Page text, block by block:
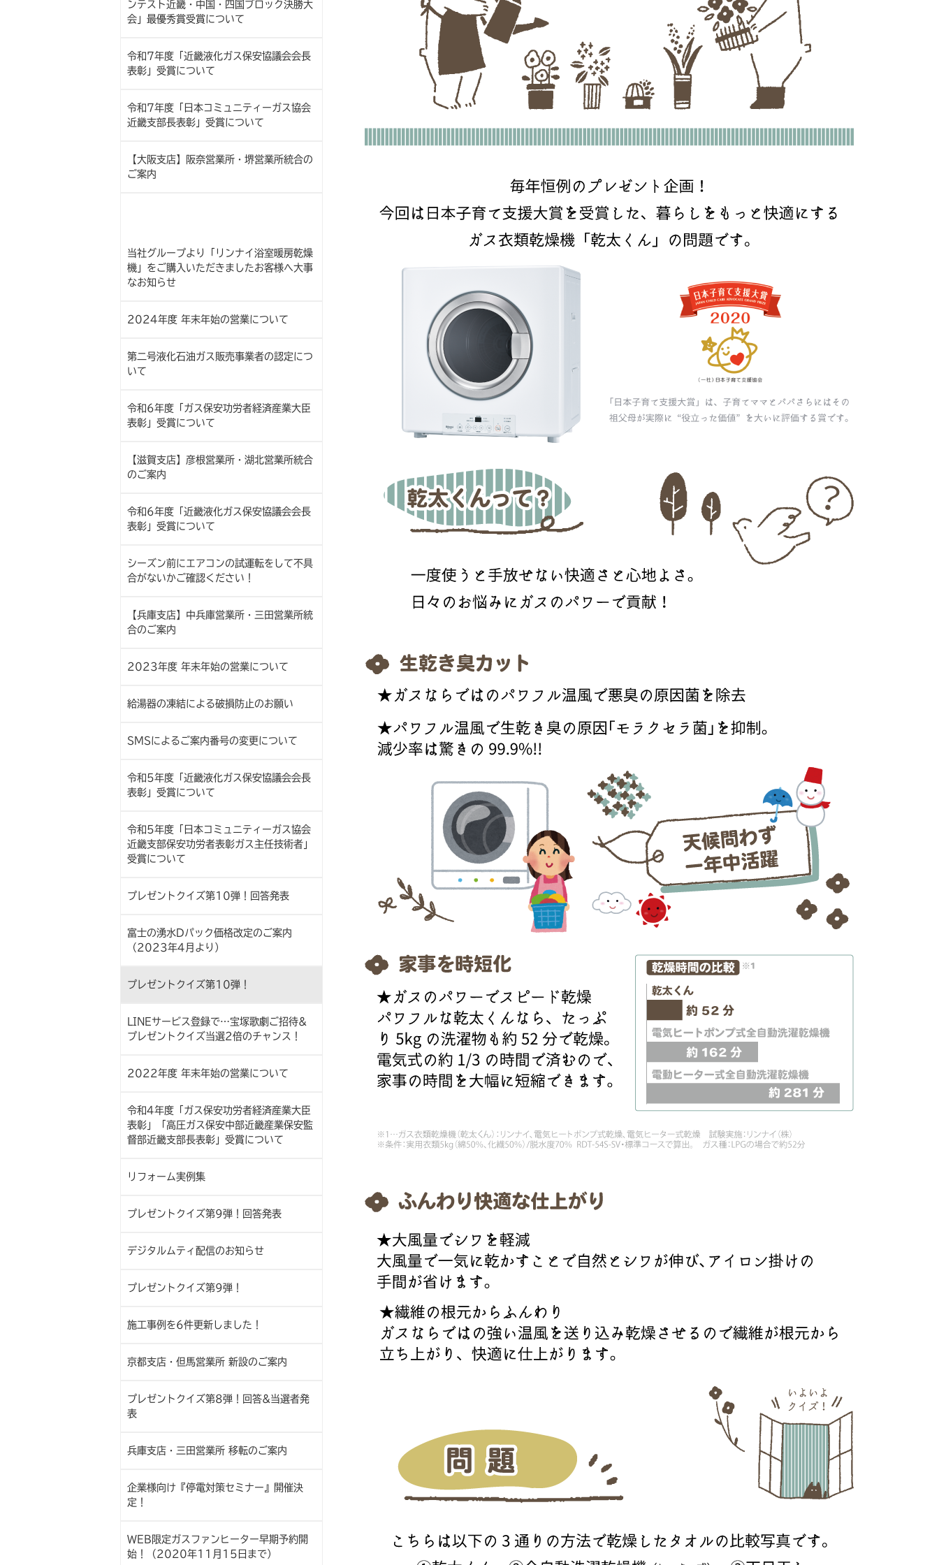
ンテスト近畿・中国・四国ブロック決勝大
会」最優秀賞受賞について
令和7年度「近畿液化ガス保安協議会会長
表彰」受賞について
令和7年度「日本コミュニティーガス協会
近畿支部長表彰」受賞について
【大阪支店】阪奈営業所・堺営業所統合の
ご案内
当社グループより「リンナイ浴室暖房乾燥
機」をご購入いただきましたお客様へ大事
なお知らせ
2024年度 年末年始の営業について
第二号液化石油ガス販売事業者の認定につ
いて
令和6年度「ガス保安功労者経済産業大臣
表彰」受賞について
【滋賀支店】彦根営業所・湖北営業所統合
のご案内
令和6年度「近畿液化ガス保安協議会会長
表彰」受賞について
シーズン前にエアコンの試運転をして不具
合がないかご確認ください！
【兵庫支店】中兵庫営業所・三田営業所統
合のご案内
2023年度 年末年始の営業について
給湯器の凍結による破損防止のお願い
SMSによるご案内番号の変更について
令和5年度「近畿液化ガス保安協議会会長
表彰」受賞について
令和5年度「日本コミュニティーガス協会
近畿支部保安功労者表彰ガス主任技術者」
受賞について
プレゼントクイズ第10弾！回答発表
富士の湧水Dパック価格改定のご案内
（2023年4月より）
プレゼントクイズ第10弾！
LINEサービス登録で…宝塚歌劇ご招待&
プレゼントクイズ当選2倍のチャンス！
2022年度 年末年始の営業について
令和4年度「ガス保安功労者経済産業大臣
表彰」「高圧ガス保安中部近畿産業保安監
督部近畿支部長表彰」受賞について
リフォーム実例集
プレゼントクイズ第9弾！回答発表
デジタルムティ配信のお知らせ
プレゼントクイズ第9弾！
施工事例を6件更新しました！
京都支店・但馬営業所 新設のご案内
プレゼントクイズ第8弾！回答&当選者発
表
兵庫支店・三田営業所 移転のご案内
企業様向け『停電対策セミナー』開催決
定！
WEB限定ガスファンヒーター早期予約開
始！（2020年11月15日まで）